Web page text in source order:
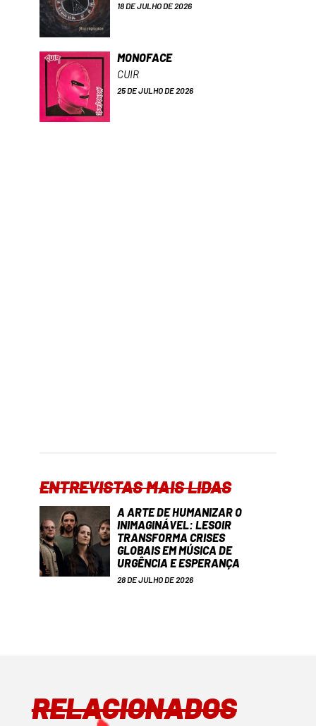
18 DE JULHO DE 2026
MONOFACE
CUIR
25 DE JULHO DE 2026
ENTREVISTAS MAIS LIDAS
A ARTE DE HUMANIZAR O
INIMAGINÁVEL: LESOIR
TRANSFORMA CRISES
GLOBAIS EM MÚSICA DE
URGÊNCIA E ESPERANÇA
28 DE JULHO DE 2026
RELACIONADOS